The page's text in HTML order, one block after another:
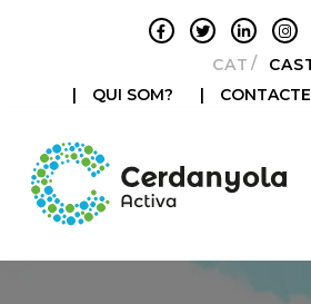
CATALÀ
|
QUI SOM? | CONTACTE